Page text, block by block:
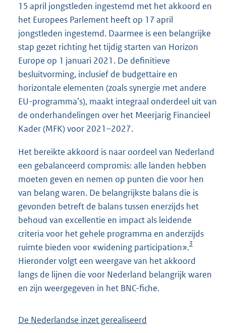
15 april jongstleden ingestemd met het akkoord en
het Europees Parlement heeft op 17 april
jongstleden ingestemd. Daarmee is een belangrijke
stap gezet richting het tijdig starten van Horizon
Europe op 1 januari 2021. De definitieve
besluitvorming, inclusief de budgettaire en
horizontale elementen (zoals synergie met andere
EU-programma’s), maakt integraal onderdeel uit van
de onderhandelingen over het Meerjarig Financieel
Kader (MFK) voor 2021–2027.
Het bereikte akkoord is naar oordeel van Nederland
een gebalanceerd compromis: alle landen hebben
moeten geven en nemen op punten die voor hen
van belang waren. De belangrijkste balans die is
gevonden betreft de balans tussen enerzijds het
behoud van excellentie en impact als leidende
criteria voor het gehele programma en anderzijds
ruimte bieden voor «widening participation».3
Hieronder volgt een weergave van het akkoord
langs de lijnen die voor Nederland belangrijk waren
en zijn weergegeven in het BNC-fiche.
De Nederlandse inzet gerealiseerd